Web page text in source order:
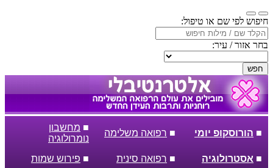
חיפוש לפי שם או טיפול:
בחר אזור / עיר:
חפש
■ הורוסקופ יומי ■ רפואה משלימה
■ מחשבון
נומרולוגיה
■ אסטרולוגיה ■ רפואה סינית ■ פירוש שמות